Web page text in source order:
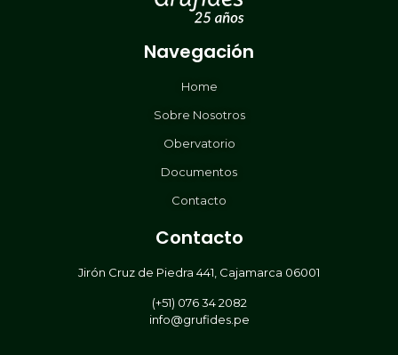
Navegación
Home
Sobre Nosotros
Obervatorio
Documentos
Contacto
Contacto
Jirón Cruz de Piedra 441, Cajamarca 06001
(+51) 076 34 2082
info@grufides.pe